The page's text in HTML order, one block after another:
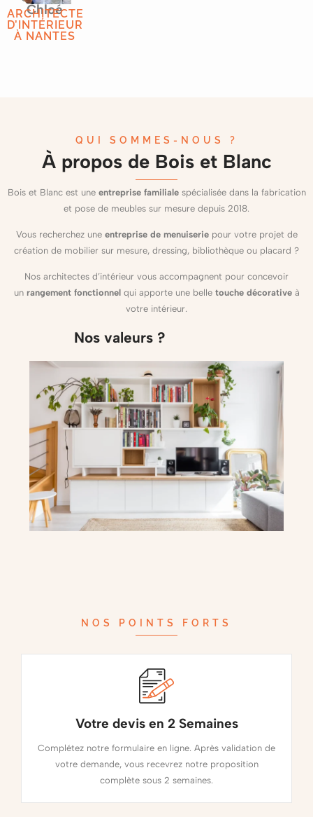
Chloé
ARCHITECTE
D’INTÉRIEUR
À NANTES
QUI SOMMES-NOUS ?
À propos de Bois et Blanc
Bois et Blanc est une entreprise familialespécialisée dans la fabrication
et pose de meubles sur mesure depuis 2018.
Vous recherchez une entreprise de menuiseriepour votre projet de
création de mobilier sur mesure, dressing, bibliothèque ou placard ?
Nos architectes d’intérieur vous accompagnent pour concevoir
un rangement fonctionnelqui apporte une belletouche décorativeà
votre intérieur.
Nos valeurs ?
NOS POINTS FORTS
Votre devis en 2 Semaines
Complétez notre formulaire en ligne. Après validation de
votre demande, vous recevrez notre proposition
complète sous 2 semaines.